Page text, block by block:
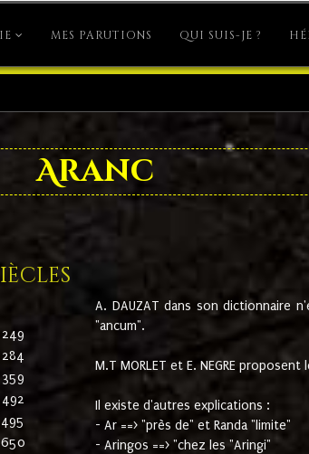
MES PARUTIONS QUI SUIS-JE ?
Aranc
A. DAUZAT dans son dictionnaire
"ancum".
M.T MORLET et E. NEGRE
Il existe d'autres explications :
- Ar ==> "près de" et Randa "limite"
- Aringos ==> "chez les "Aringi"